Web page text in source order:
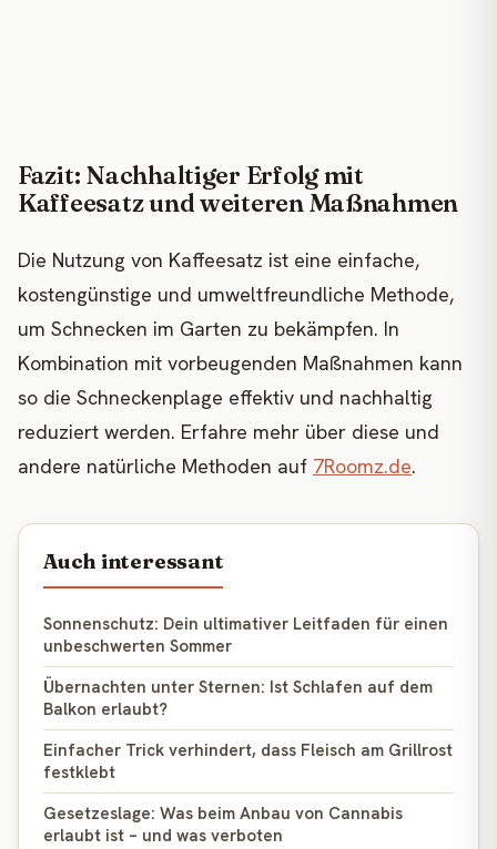
Fazit: Nachhaltiger Erfolg mit
Kaffeesatz und weiteren Maßnahmen
Die Nutzung von Kaffeesatz ist eine einfache,
kostengünstige und umweltfreundliche Methode,
um Schnecken im Garten zu bekämpfen. In
Kombination mit vorbeugenden Maßnahmen kann
so die Schneckenplage effektiv und nachhaltig
reduziert werden. Erfahre mehr über diese und
andere natürliche Methoden auf 7Roomz.de.
Auch interessant
Sonnenschutz: Dein ultimativer Leitfaden für einen
unbeschwerten Sommer
Übernachten unter Sternen: Ist Schlafen auf dem
Balkon erlaubt?
Einfacher Trick verhindert, dass Fleisch am Grillrost
festklebt
Gesetzeslage: Was beim Anbau von Cannabis
erlaubt ist – und was verboten